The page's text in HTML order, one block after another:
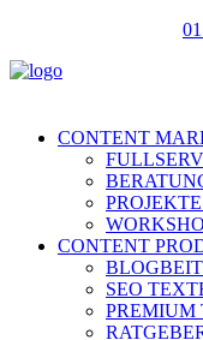
CONTENT
CONTENT
SEO
PREMIUM